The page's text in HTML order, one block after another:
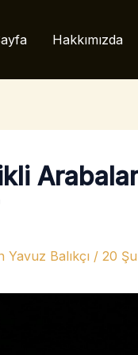
Hakkımızda
Yavuz Balıkçı / 20